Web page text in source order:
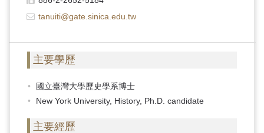
tanuiti@gate.sinica.edu.tw
主要學歷
國立臺灣大學歷史學系博士
New York University, History, Ph.D. candidate
主要經歷